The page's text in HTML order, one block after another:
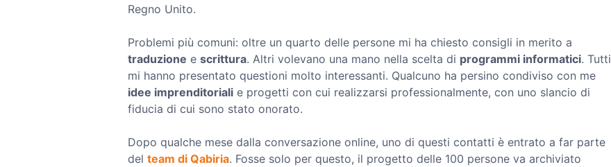
Regno Unito.
Problemi più comuni: oltre un quarto delle persone mi ha chiesto consigli in merito a
traduzione e scrittura. Altri volevano una mano nella scelta di programmi informatici. Tutti
mi hanno presentato questioni molto interessanti. Qualcuno ha persino condiviso con me
idee imprenditoriali e progetti con cui realizzarsi professionalmente, con uno slancio di
fiducia di cui sono stato onorato.
Dopo qualche mese dalla conversazione online, uno di questi contatti è entrato a far parte
del team di Qabiria. Fosse solo per questo, il progetto delle 100 persone va archiviato